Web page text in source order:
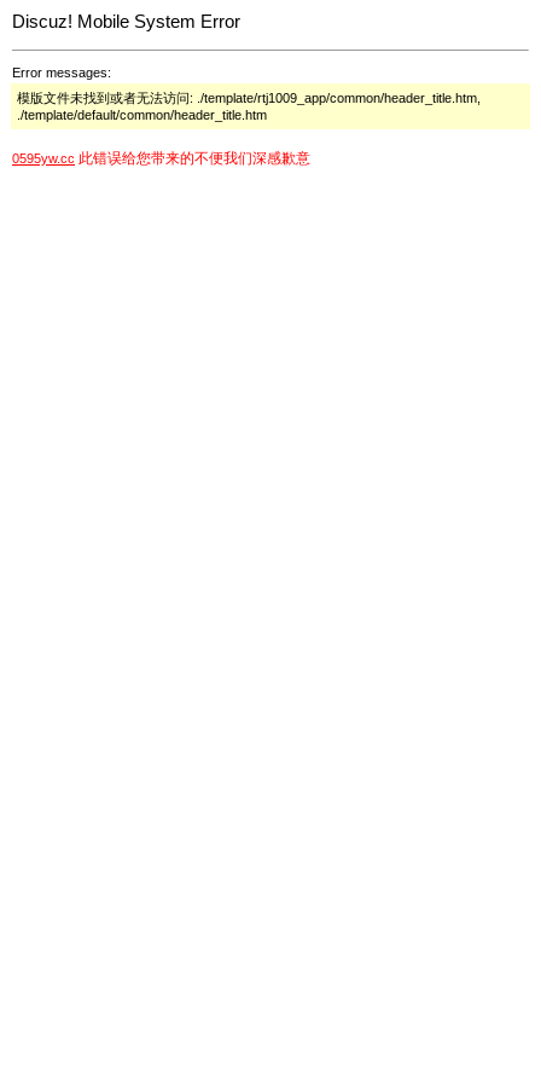
Discuz! Mobile System Error
Error messages:
模版文件未找到或者无法访问: ./template/rtj1009_app/common/header_title.htm,
./template/default/common/header_title.htm
0595yw.cc 此错误给您带来的不便我们深感歉意